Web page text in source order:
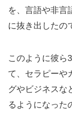
を、言語や非言
に抜き出したの
このように彼ら
て、セラピーや
グやビジネスな
るようになった